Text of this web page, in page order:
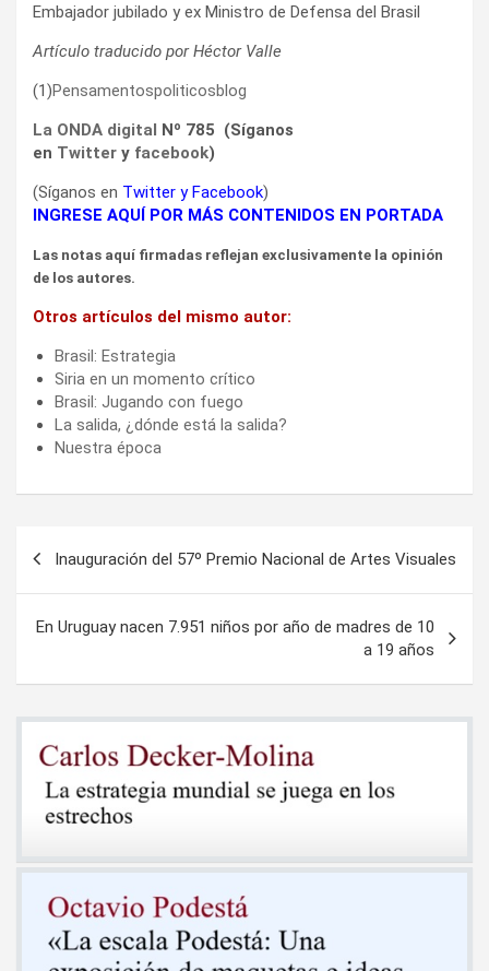
Embajador jubilado y ex Ministro de Defensa del Brasil
Artículo traducido por Héctor Valle
(1)Pensamentospoliticosblog
La ONDA digital Nº 785 (Síganos
en Twitter y facebook)
(Síganos en Twitter yFacebook)
INGRESE AQUÍ POR MÁS CONTENIDOS EN PORTADA
Las notas aquí firmadas reflejan exclusivamente la opinión
de los autores.
Otros artículos del mismo autor:
Brasil: Estrategia
Siria en un momento crítico
Brasil: Jugando con fuego
La salida, ¿dónde está la salida?
Nuestra época
entradas
Inauguración del 57º Premio Nacional de Artes Visuales
En Uruguay nacen 7.951 niños por año de madres de 10
a 19 años